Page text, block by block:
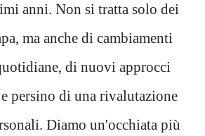
anni. Non si tratta solo dei
ma anche di cambiamenti
di nuovi approcci
persino di una rivalutazione
Diamo un'occhiata più